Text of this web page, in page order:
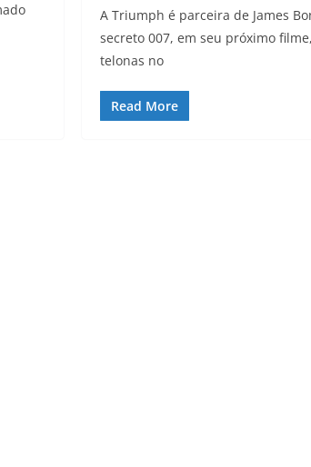
A Triumph é parceira de James
secreto 007, em seu próximo
telonas no
Read More